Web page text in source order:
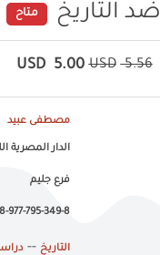
ضد التاريخ متاح
5.56
USD
5.00
USD
مصطفى عبيد
الدار المصرية
فرع جليم
977-795-349-8
التاريخ --